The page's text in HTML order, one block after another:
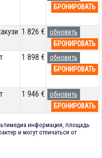
БРОНИРОВАТЬ
1 826 €
обновить
БРОНИРОВАТЬ
1 898 €
обновить
БРОНИРОВАТЬ
1 946 €
обновить
БРОНИРОВАТЬ
информация, площадь
и могут отличаться от